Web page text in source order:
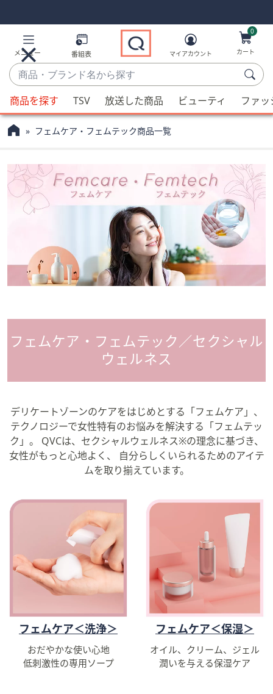
Links
Links2
メニュー 番組表
商
品・
ブ
ラ
ン
か
ら
探
候
補
が
利
可
能
な
の
矢
ま
タ
チ
デ
バ
イ
左
ワ
イ
て
マイアカウント
0
カート
商品を探す TSV 放送した商品 ビューティ ファ
フェムケア・フェムテック商品一覧
フェムケア・フェムテック／セクシャル
ウェルネス
デリケートゾーンのケアをはじめとする「フェムケア」、
テクノロジーで女性特有のお悩みを解決する「フェムテッ
ク」。
QVCは、セクシャルウェルネス※の理念に基づき、
女性がもっと心地よく、
自分らしくいられるためのアイテ
ムを取り揃えています。
フェムケア＜洗浄＞
おだやかな使い心地
低刺激性の専用ソープ
フェムケア＜保湿＞
オイル、クリーム、ジェル
潤いを与える保湿ケア